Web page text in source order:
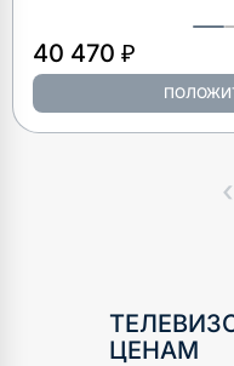
40 470 ₽
‹
ЦЕНАМ